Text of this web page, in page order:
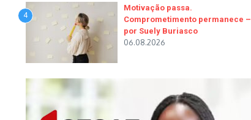
4
Motivação passa.
Comprometimento permanece –
por Suely Buriasco
06.08.2026